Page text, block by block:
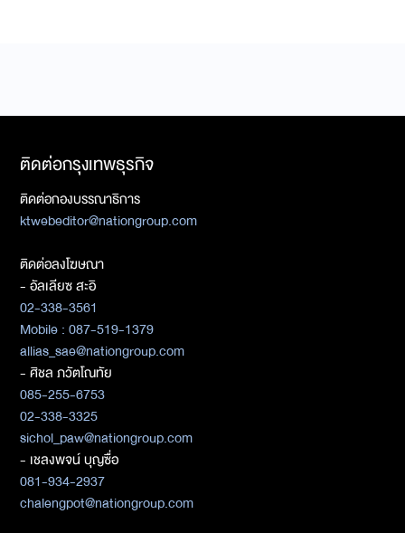
ติดต่อกรุงเทพธุรกิจ
ติดต่อกองบรรณาธิการ
ktwebeditor@nationgroup.com
ติดต่อลงโฆษณา
- อัลเลียซ สะอิ
02-338-3561
Mobile : 087-519-1379
allias_sae@nationgroup.com
- ศิชล ภวัตโณทัย
085-255-6753
02-338-3325
sichol_paw@nationgroup.com
- เชลงพจน์ บุญซื่อ
081-934-2937
chalengpot@nationgroup.com